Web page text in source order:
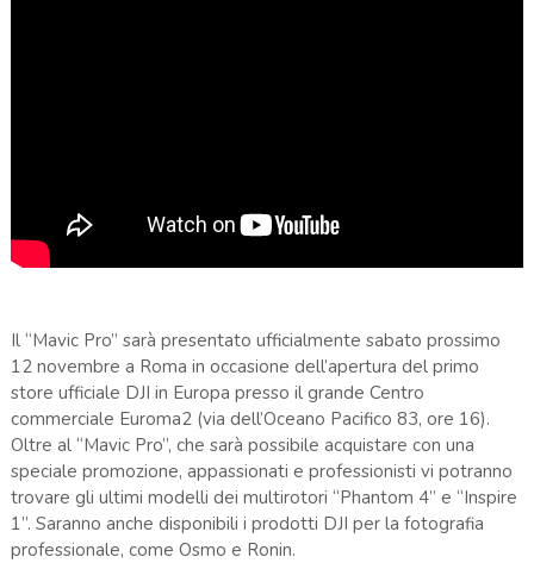
Il “Mavic Pro” sarà presentato ufficialmente sabato prossimo
12 novembre a Roma in occasione dell’apertura del primo
store ufficiale DJI in Europa presso il grande Centro
commerciale Euroma2 (via dell’Oceano Pacifico 83, ore 16).
Oltre al “Mavic Pro”, che sarà possibile acquistare con una
speciale promozione, appassionati e professionisti vi potranno
trovare gli ultimi modelli dei multirotori “Phantom 4” e “Inspire
1”. Saranno anche disponibili i prodotti DJI per la fotografia
professionale, come Osmo e Ronin.